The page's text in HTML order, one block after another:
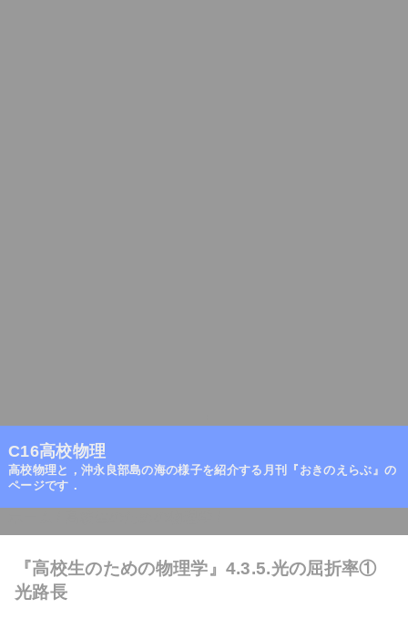
C16高校物理
高校物理と，沖永良部島の海の様子を紹介する月刊『おきのえらぶ』の
ページです．
『高校生のための物理学』4.3.5.光の屈折率①
光路長